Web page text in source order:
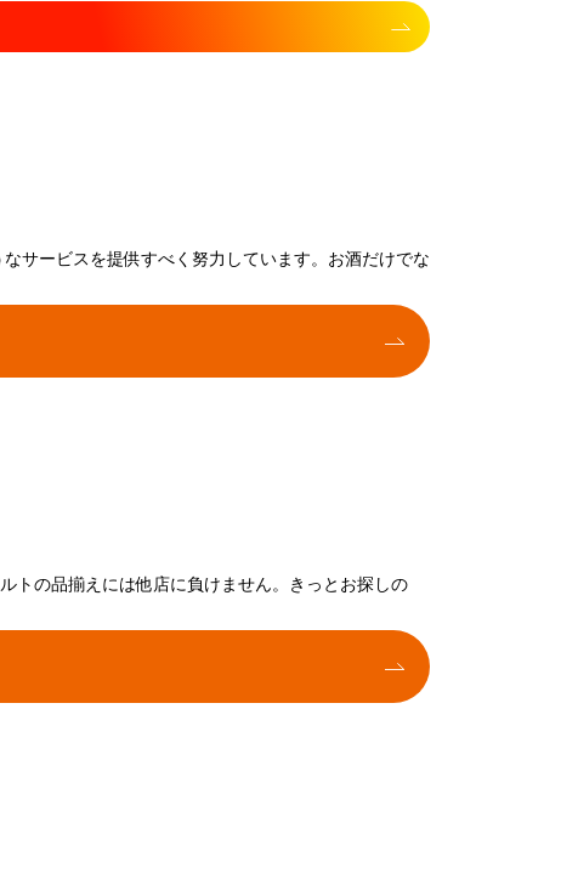
サービスを提供すべく努力しています。お酒だけでな
トの品揃えには他店に負けません。きっとお探しの